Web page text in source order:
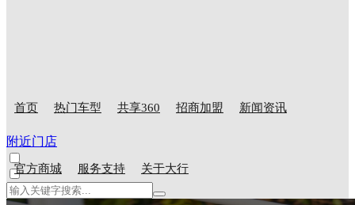
首页 热门车型 共享360 招商加盟 新闻资讯
官方商城 服务支持 关于大行
附近门店